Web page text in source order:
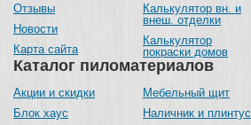
Каталог пиломатериалов
Акции и скидки
Блок хаус
Мебельный щит
Наличник и плинтус
Отзывы
Новости
Карта сайта
Калькулятор вн. и
внеш. отделки
Калькулятор
покраски домов